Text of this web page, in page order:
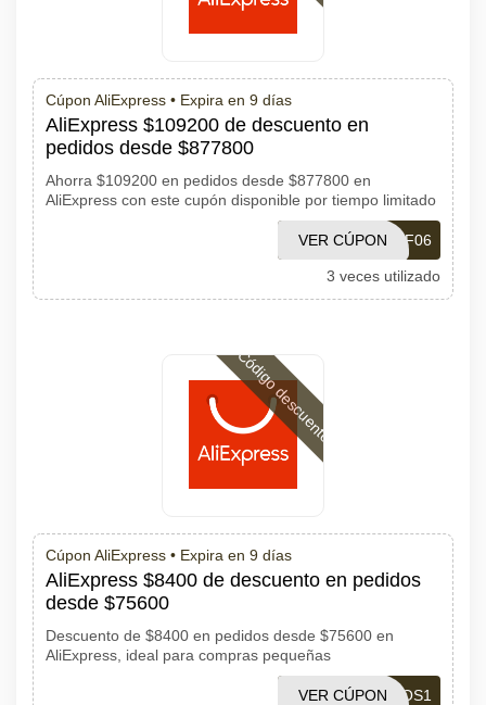
Cúpon AliExpress • Expira en 9 días
AliExpress $109200 de descuento en
pedidos desde $877800
Ahorra $109200 en pedidos desde $877800 en
AliExpress con este cupón disponible por tiempo limitado
PDF06
VER CÚPON
3 veces utilizado
Código descuento
Cúpon AliExpress • Expira en 9 días
AliExpress $8400 de descuento en pedidos
desde $75600
Descuento de $8400 en pedidos desde $75600 en
AliExpress, ideal para compras pequeñas
MENOS1
VER CÚPON